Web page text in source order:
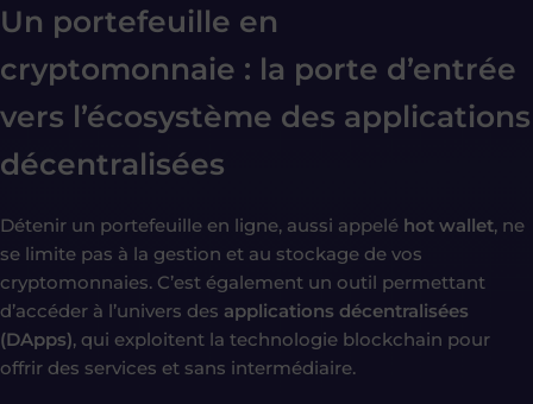
Un portefeuille en
cryptomonnaie : la porte d’entrée
vers l’écosystème des applications
décentralisées
Détenir un portefeuille en ligne, aussi appelé hot wallet, ne
se limite pas à la gestion et au stockage de vos
cryptomonnaies. C’est également un outil permettant
d’accéder à l’univers des applications décentralisées
(DApps), qui exploitent la technologie blockchain pour
offrir des services et sans intermédiaire.